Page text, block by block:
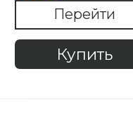
Перейти
Купить